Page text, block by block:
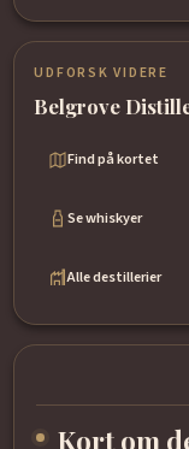
UDFORSK VIDERE
Belgrove
Find på kortet
Se whiskyer
Alle destillerier
Kort om